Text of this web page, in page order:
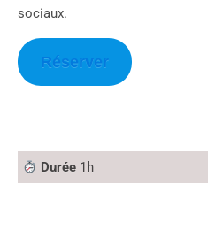
sociaux.
Réserver
Durée 1h